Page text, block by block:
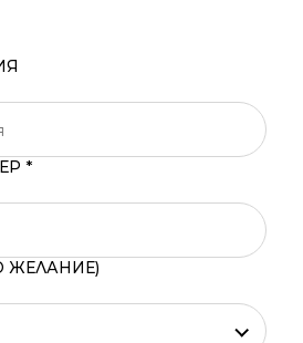
*
ЖЕЛАНИЕ)